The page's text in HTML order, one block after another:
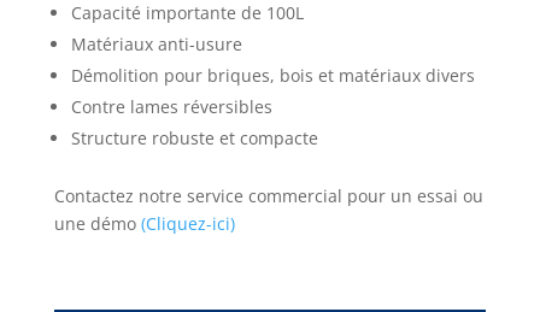
Capacité importante de 100L
Matériaux anti-usure
Démolition pour briques, bois et matériaux divers
Contre lames réversibles
Structure robuste et compacte
Contactez notre service commercial pour un essai ou
une démo (Cliquez-ici)